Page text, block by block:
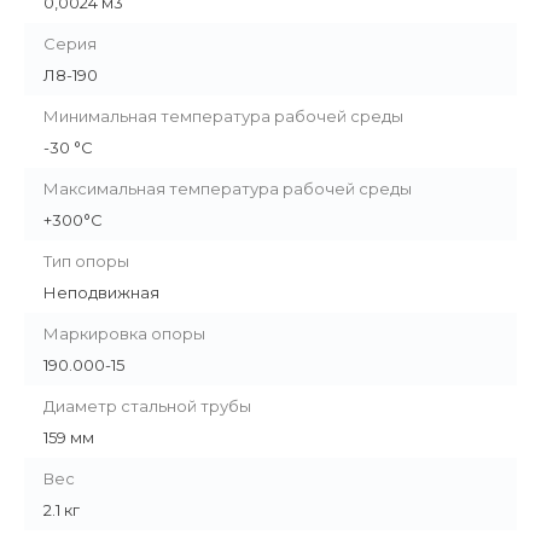
Серия
Л8-190
Минимальная температура рабочей среды
-30 °С
Максимальная температура рабочей среды
+300°С
Тип опоры
Неподвижная
Маркировка опоры
190.000-15
Диаметр стальной трубы
159 мм
Вес
2.1 кг